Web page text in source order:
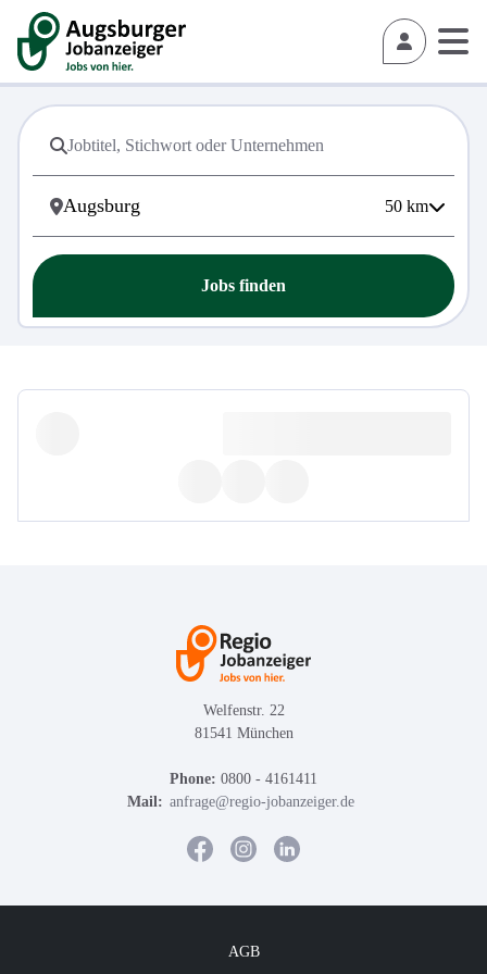
50 km
Jobs finden
Welfenstr. 22
81541 München
Phone: 0800 - 4161411
Mail: anfrage@regio-jobanzeiger.de
AGB